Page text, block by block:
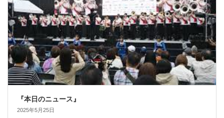
『本日のニュース』
2025年5月25日